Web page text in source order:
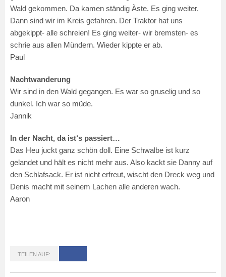
Wald gekommen. Da kamen ständig Äste. Es ging weiter.
Dann sind wir im Kreis gefahren. Der Traktor hat uns
abgekippt- alle schreien! Es ging weiter- wir bremsten- es
schrie aus allen Mündern. Wieder kippte er ab.
Paul
Nachtwanderung
Wir sind in den Wald gegangen. Es war so gruselig und so
dunkel. Ich war so müde.
Jannik
In der Nacht, da ist‘s passiert…
Das Heu juckt ganz schön doll. Eine Schwalbe ist kurz
gelandet und hält es nicht mehr aus. Also kackt sie Danny auf
den Schlafsack. Er ist nicht erfreut, wischt den Dreck weg und
Denis macht mit seinem Lachen alle anderen wach.
Aaron
TEILEN AUF: